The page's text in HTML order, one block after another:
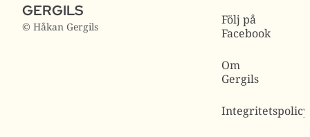
GERGILS
© Håkan Gergils
Följ på
Facebook
Om
Gergils
Integritetspolicy